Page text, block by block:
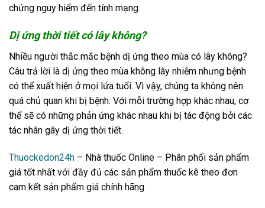
chứng nguy hiểm đến tính mạng.
Dị ứng thời tiết có lây không?
Nhiều người thắc mắc bệnh dị ứng theo mùa có lây không?
Câu trả lời là dị ứng theo mùa không lây nhiễm nhưng bệnh
có thể xuất hiện ở mọi lứa tuổi. Vì vậy, chúng ta không nên
quá chủ quan khi bị bệnh. Với mỗi trường hợp khác nhau, cơ
thể sẽ có những phản ứng khác nhau khi bị tác động bởi các
tác nhân gây dị ứng thời tiết.
Thuockedon24h – Nhà thuốc Online – Phân phối sản phẩm
giá tốt nhất với đầy đủ các sản phẩm thuốc kê theo đơn
cam kết sản phẩm giá chính hãng